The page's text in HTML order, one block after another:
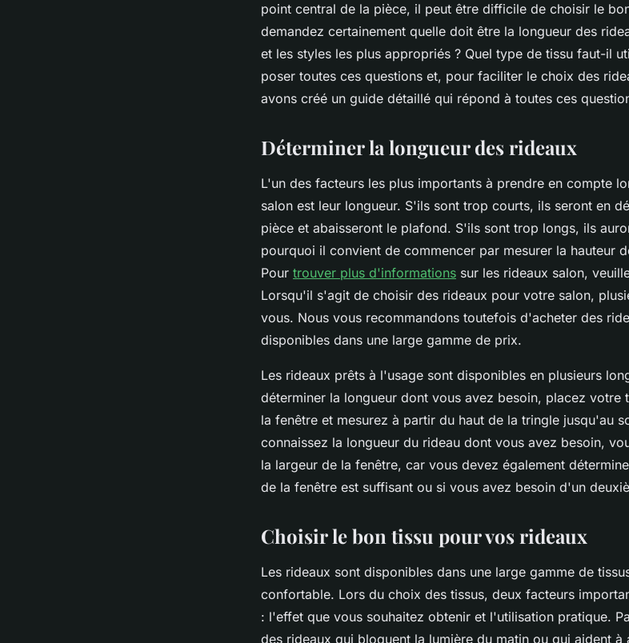
point central de la pièce, il peut être difficile de choisir le
demandez certainement quelle doit être la longueur des
et les styles les plus appropriés ? Quel type de tissu faut-il
poser toutes ces questions et, pour faciliter le choix des
avons créé un guide détaillé qui répond à toutes ces
Déterminer la longueur des rideaux
L'un des facteurs les plus importants à prendre en compte
salon est leur longueur. S'ils sont trop courts, ils seront en
pièce et abaisseront le plafond. S'ils sont trop longs, ils
pourquoi il convient de commencer par mesurer la hauteur
Pour trouver plus d'informations sur les rideaux salon,
Lorsqu'il s'agit de choisir des rideaux pour votre salon,
vous. Nous vous recommandons toutefois d'acheter des
disponibles dans une large gamme de prix.
Les rideaux prêts à l'usage sont disponibles en plusieurs
déterminer la longueur dont vous avez besoin, placez votre
la fenêtre et mesurez à partir du haut de la tringle jusqu'au
connaissez la longueur du rideau dont vous avez besoin,
la largeur de la fenêtre, car vous devez également
de la fenêtre est suffisant ou si vous avez besoin d'un
Choisir le bon tissu pour vos rideaux
Les rideaux sont disponibles dans une large gamme de
confortable. Lors du choix des tissus, deux facteurs
: l'effet que vous souhaitez obtenir et l'utilisation pratique.
des rideaux qui bloquent la lumière du matin ou qui aident à